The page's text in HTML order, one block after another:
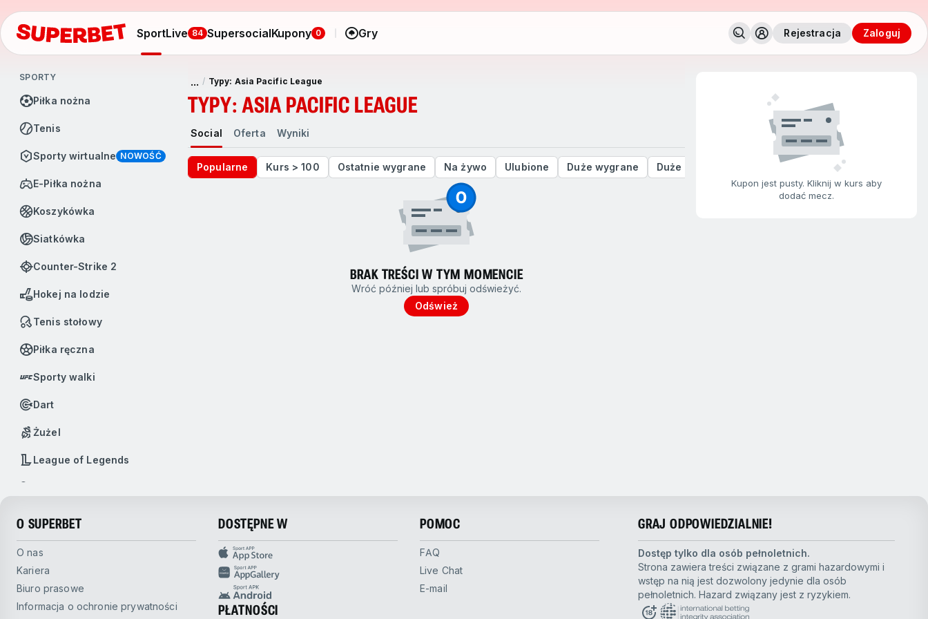
Sport Live 84 Supersocial Kupony 0 Gry Rejestracja zaloguj
SPORTY
Piłka nożna
Tenis
Sporty wirtualne NOWOŚĆ
e-Piłka nożna
Koszykówka
Siatkówka
Counter-Strike 2
Hokej na lodzie
Tenis stołowy
Piłka ręczna
Sporty walki
Dart
Żużel
League of Legends
Boks
Call of Duty
Dota 2
Kupon jest pusty. Kliknij w kurs aby
dodać mecz.
... Typy: Asia Pacific League
TYPY: ASIA PACIFIC LEAGUE
Social Oferta Wyniki
Popularne Kurs > 100 Ostatnie wygrane Na żywo Ulubione Duże wygrane Duże stawki
BRAK TREŚCI W TYM MOMENCIE
Wróć później lub spróbuj odświeżyć.
Odśwież
O SUPERBET
O nas
Kariera
Biuro prasowe
Informacja o ochronie prywatności
DOSTĘPNE W
PŁATNOŚCI
POMOC
FAQ
Live Chat
E-mail
GRAJ ODPOWIEDZIALNIE!
Dostęp tylko dla osób pełnoletnich.
Strona zawiera treści związane z grami hazardowymi i
wstęp na nią jest dozwolony jedynie dla osób
pełnoletnich. Hazard związany jest z ryzykiem.